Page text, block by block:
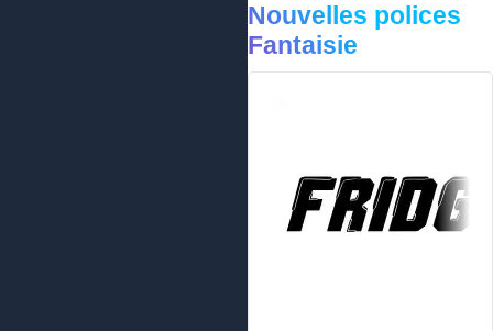
Nouvelles polices
Fantaisie